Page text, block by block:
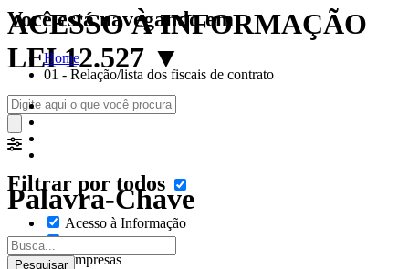
ACESSO À INFORMAÇÃO
LEI 12.527 ▼
Filtrar por todos
Acesso à Informação
Cidadão
Empresas
Você está navegando em:
Home
01 - Relação/lista dos fiscais de contrato
Palavra-Chave